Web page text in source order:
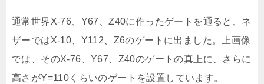
通常世界X-76、Y67、Z40に作ったゲートを通ると、ネ
ザーではX-10、Y112、Z6のゲートに出ました。上画像
では、そのX-76、Y67、Z40のゲートの真上に、さらに
高さがY=110くらいのゲートを設置しています。